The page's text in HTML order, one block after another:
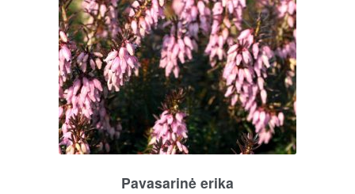
Pavasarinė erika